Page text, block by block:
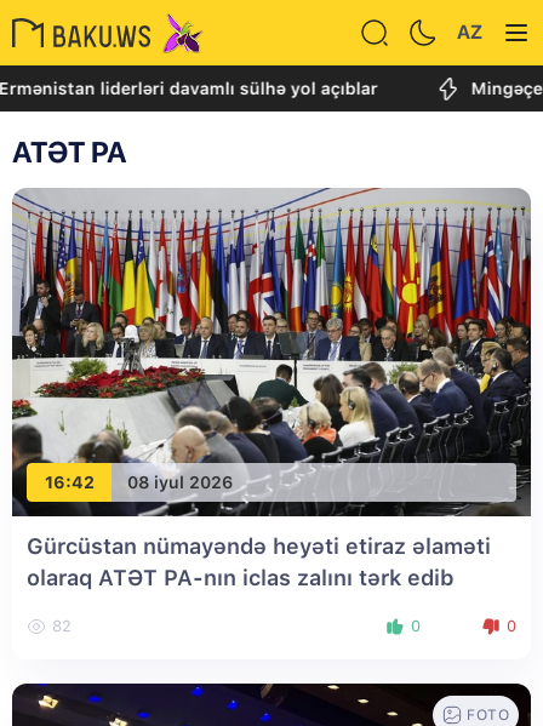
AZ
liderləri davamlı sülhə yol açıblar
ATƏT PA
16:42 08 iyul 2026
Gürcüstan nümayəndə heyəti etiraz əlaməti
olaraq ATƏT PA-nın iclas zalını tərk edib
82 0 0
FOTO